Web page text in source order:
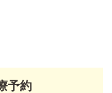
予約